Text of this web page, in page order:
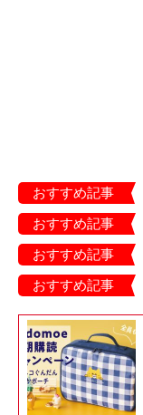
おすすめ記事
おすすめ記事
おすすめ記事
おすすめ記事